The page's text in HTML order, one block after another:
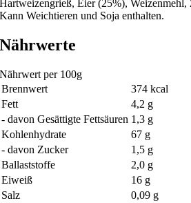
Hartweizengrieß, Eier (25%),
Kann Weichtieren und Soja enthalten.
Nährwerte
Nährwert per 100g
Brennwert
374 kcal
Fett
4,2 g
- davon Gesättigte Fettsäuren 1,3 g
Kohlenhydrate
67 g
- davon Zucker
1,5 g
Ballaststoffe
2,0 g
Eiweiß
16 g
Salz
0,09 g